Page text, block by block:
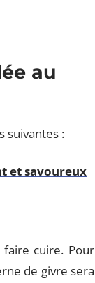
au
suivantes :
et savoureux
cuire. Pour
de givre sera